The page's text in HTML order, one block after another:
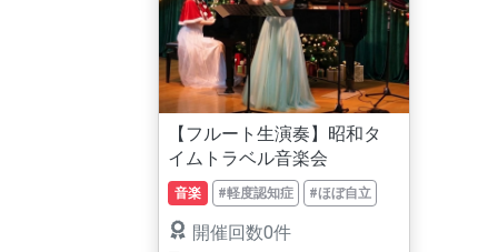
【フルート生演奏】昭和タ
イムトラベル音楽会
音楽 #軽度認知症 #ほぼ自立
開催回数0件